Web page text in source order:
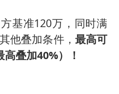
基准120万，同时满
他叠加条件， 最高可
叠加40%）！